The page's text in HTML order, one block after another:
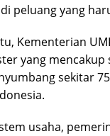
peluang yang
Kementerian
yang
sekitar
usaha,